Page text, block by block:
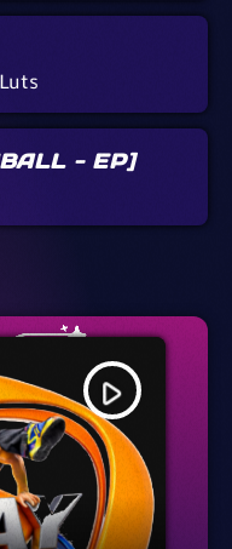
- EP]
play_arrow